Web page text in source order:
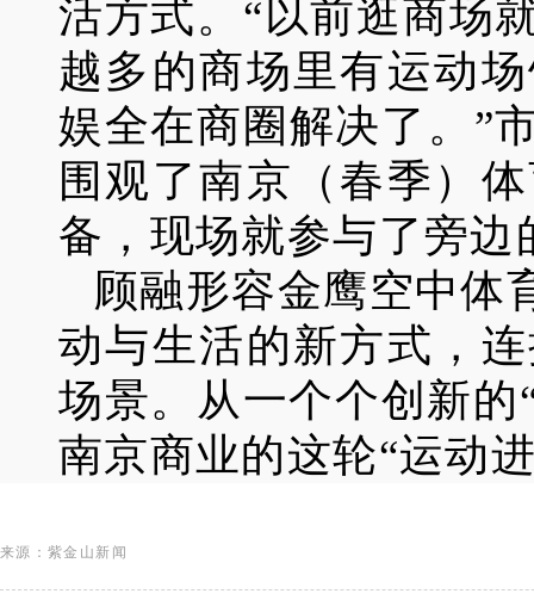
活方式。“以前逛商场
越多的商场里有运动
娱全在商圈解决了。”
围观了南京（春季）
备，现场就参与了旁
顾融形容金鹰空中
动与生活的新方式，
场景。从一个个创新
南京商业的这轮“运动
来源：紫金山新闻